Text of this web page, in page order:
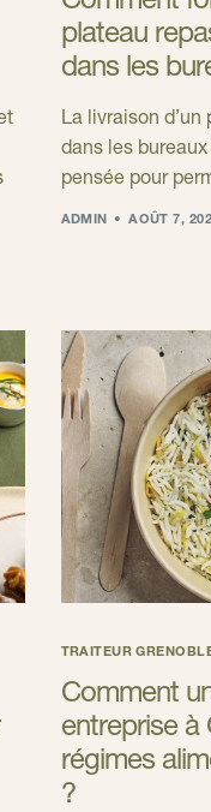
plateau
dans les
La livraison
dans les
pensée pour
ADMIN AOÛT 7,
TRAITEUR
Comment
entreprise à
régimes
?